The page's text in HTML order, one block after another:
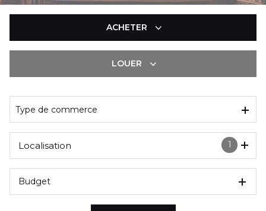
ACHETER
LOUER
Type de commerce
1
Localisation
Budget